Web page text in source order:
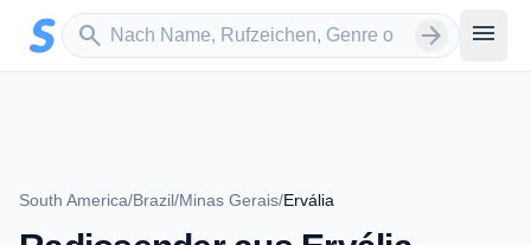
Zum Hauptinhalt springen
search
Sender suchen arrow_forward menu
South America/Brazil/Minas Gerais/Ervália